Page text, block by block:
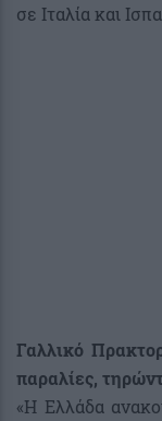
σε Ιταλία και
Γαλλικό
παραλίες,
«Η Ελλάδα